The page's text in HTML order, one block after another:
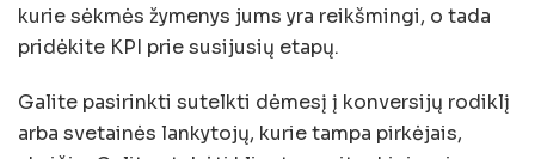
kurie sėkmės žymenys jums yra reikšmingi, o tada
pridėkite KPI prie susijusių etapų.
Galite pasirinkti sutelkti dėmesį į konversijų rodiklį
arba svetainės lankytojų, kurie tampa pirkėjais,